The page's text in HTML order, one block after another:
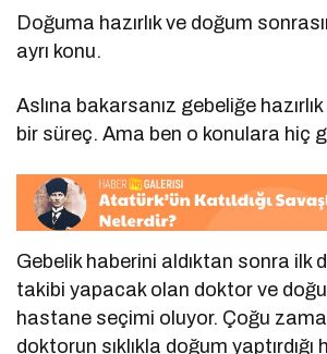
Doğuma hazırlık ve doğum
ayrı konu.
Aslına bakarsanız gebeliğe
bir süreç. Ama ben o konulara hiç
Gebelik haberini aldıktan sonra ilk
takibi yapacak olan doktor ve
hastane seçimi oluyor. Çoğu
doktorun sıklıkla doğum